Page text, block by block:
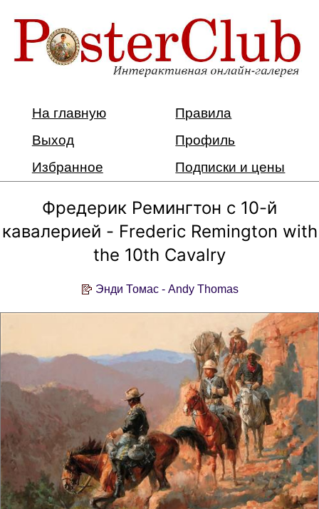
На главную
Правила
Выход
Профиль
Избранное
Подписки и цены
Фредерик Ремингтон с 10-й
кавалерией - Frederic Remington with
the 10th Cavalry
Энди Томас - Andy Thomas